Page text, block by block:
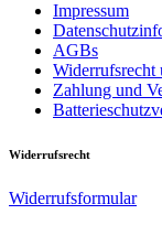
Impressum
AGBs
Widerrufsrecht
Zahlung und
Widerrufsrecht
Widerrufsformular